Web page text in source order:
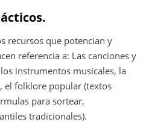
recursos que potencian y
referencia a: Las canciones y
instrumentos musicales, la
el folklore popular (textos
para sortear,
tradicionales).